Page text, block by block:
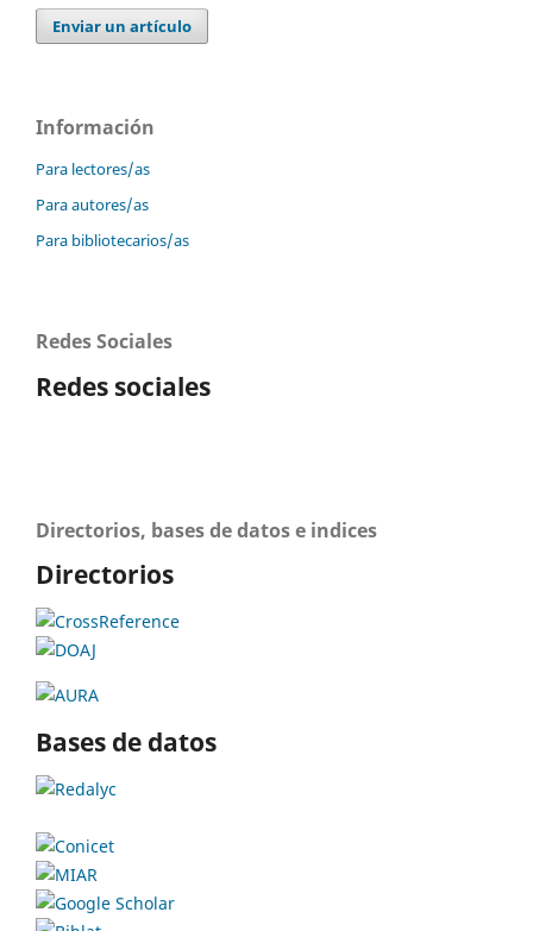
Enviar un artículo
Información
Para lectores/as
Para autores/as
Para bibliotecarios/as
Redes Sociales
Redes sociales
Directorios, bases de datos e indices
Directorios
Bases de datos